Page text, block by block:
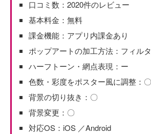
口コミ数：2020件のレビュー
基本料金：無料
課金機能：アプリ内課金あり
ポップアートの加工方法：フィル
ハーフトーン・網点表現：ー
色数・彩度をポスター風に調整：〇
背景の切り抜き：〇
背景変更：〇
対応OS：iOS ／Android